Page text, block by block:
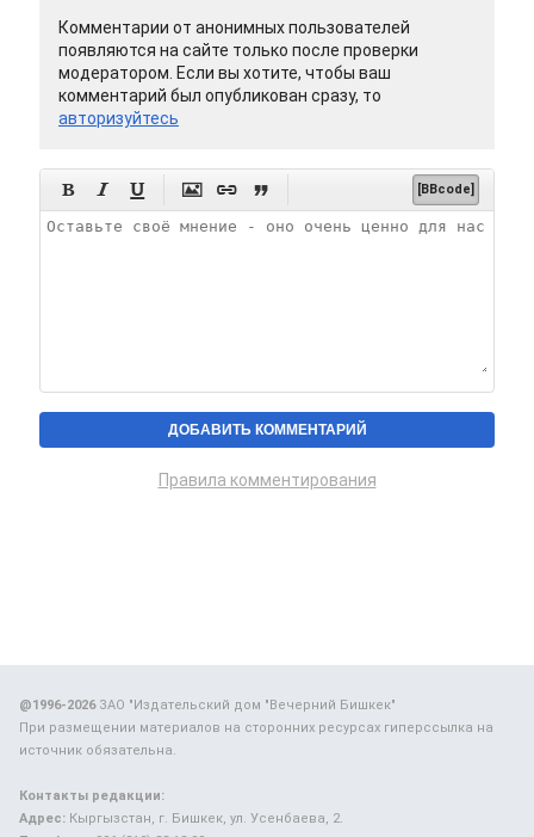
Комментарии от анонимных пользователей
появляются на сайте только после проверки
модератором. Если вы хотите, чтобы ваш
комментарий был опубликован сразу, то
авторизуйтесь
      [BBcode]
Правила комментирования
@1996-2026ЗАО "Издательский дом "Вечерний Бишкек"
При размещении материалов на сторонних ресурсах гиперссылка на
источник обязательна.
Контакты редакции:
Адрес: Кыргызстан, г. Бишкек, ул. Усенбаева, 2.